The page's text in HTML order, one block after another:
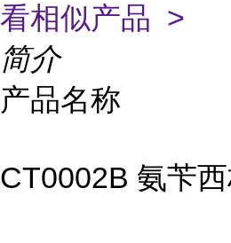
看相似产品 >
简介
产品名称
CT0002B 氨苄